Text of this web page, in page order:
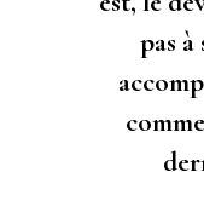
pas à